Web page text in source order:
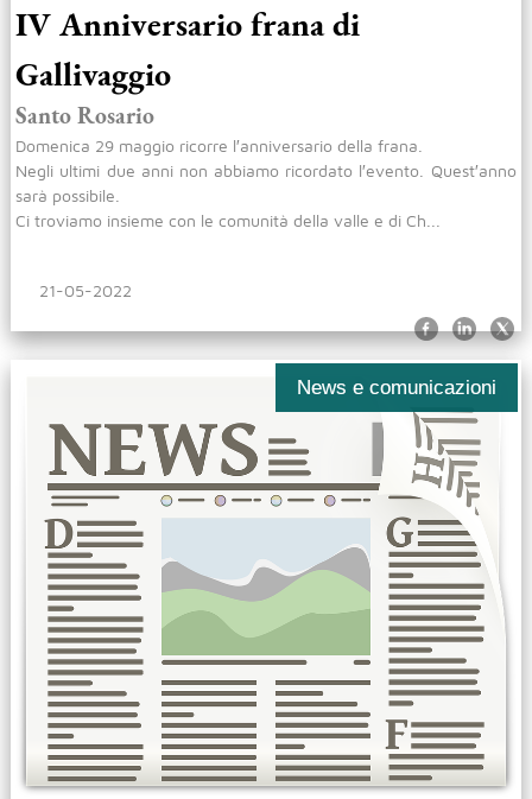
IV Anniversario frana di
Gallivaggio
Santo Rosario
Domenica 29 maggio ricorre l′anniversario della frana.
Negli ultimi due anni non abbiamo ricordato l′evento. Quest′anno
sarà possibile.
Ci troviamo insieme con le comunità della valle e di Ch...
21-05-2022
News e comunicazioni
News e comunicazioni
News e comunicazioni